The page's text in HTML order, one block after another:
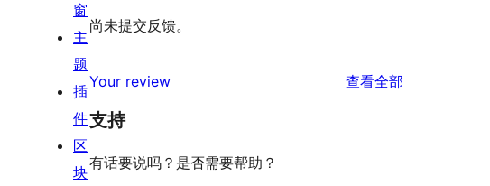
尚未提交反馈。
Your review 查看全部
支持
有话要说吗？是否需要帮助？
窗
主
题
插
件
区
块